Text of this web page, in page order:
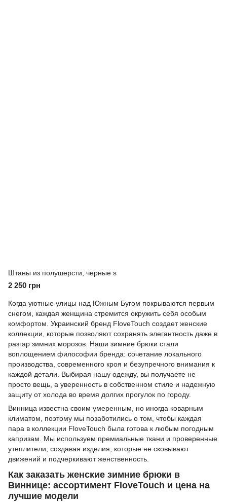
Штаны из полушерсти, черные s
2 250 грн
Когда уютные улицы над Южным Бугом покрываются первым
снегом, каждая женщина стремится окружить себя особым
комфортом. Украинский бренд FloveTouch создает женские
коллекции, которые позволяют сохранять элегантность даже в
разгар зимних морозов. Наши зимние брюки стали
воплощением философии бренда: сочетание локального
производства, современного кроя и безупречного внимания к
каждой детали. Выбирая нашу одежду, вы получаете не
просто вещь, а уверенность в собственном стиле и надежную
защиту от холода во время долгих прогулок по городу.
Винница известна своим умеренным, но иногда коварным
климатом, поэтому мы позаботились о том, чтобы каждая
пара в коллекции FloveTouch была готова к любым погодным
капризам. Мы используем премиальные ткани и проверенные
утеплители, создавая изделия, которые не сковывают
движений и подчеркивают женственность.
Как заказать женские зимние брюки в
Виннице: ассортимент FloveTouch и цена на
лучшие модели